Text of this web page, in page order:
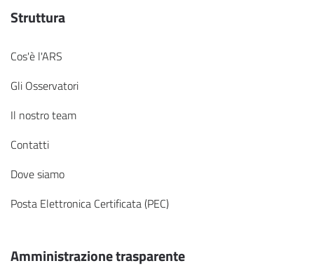
Struttura
Cos'è l'ARS
Gli Osservatori
Il nostro team
Contatti
Dove siamo
Posta Elettronica Certificata (PEC)
Amministrazione trasparente